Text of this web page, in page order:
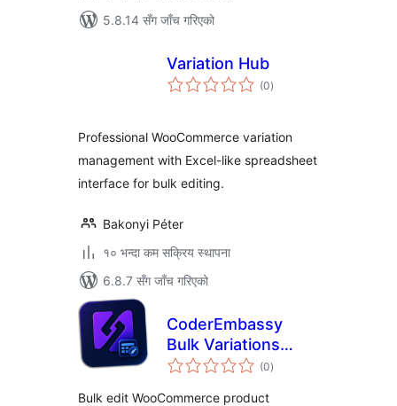
5.8.14 सँग जाँच गरिएको
Variation Hub
(0कुल
रेटिङ्गहरू
)
Professional WooCommerce variation
management with Excel-like spreadsheet
interface for bulk editing.
Bakonyi Péter
१० भन्दा कम सक्रिय स्थापना
6.8.7 सँग जाँच गरिएको
CoderEmbassy
Bulk Variations
Manager
(0कुल
रेटिङ्गहरू
)
Bulk edit WooCommerce product